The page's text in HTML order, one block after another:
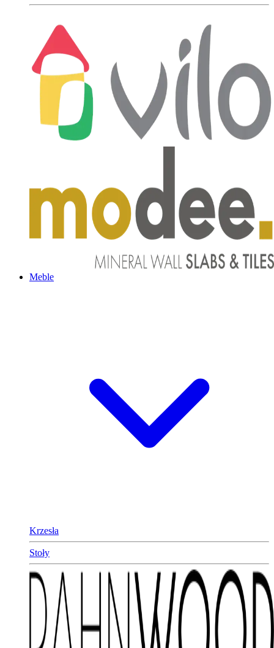
Meble
Krzesła
Stoły